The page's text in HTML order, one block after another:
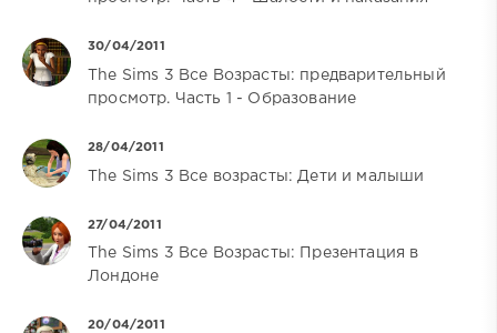
30/04/2011
The Sims 3 Все Возрасты: предварительный
просмотр. Часть 1 - Образование
28/04/2011
The Sims 3 Все возрасты: Дети и малыши
27/04/2011
The Sims 3 Все Возрасты: Презентация в
Лондоне
20/04/2011